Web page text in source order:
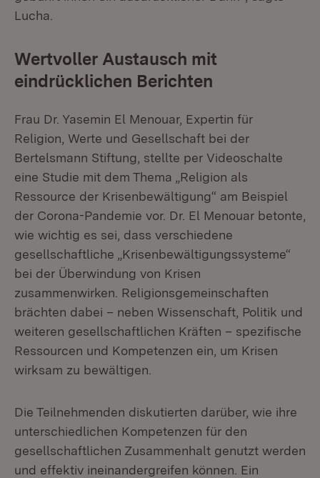
Lucha.
Wertvoller Austausch mit
eindrücklichen Berichten
Frau Dr. Yasemin El Menouar, Expertin für
Religion, Werte und Gesellschaft bei der
Bertelsmann Stiftung, stellte per Videoschalte
eine Studie mit dem Thema „Religion als
Ressource der Krisenbewältigung“ am Beispiel
der Corona-Pandemie vor. Dr. El Menouar betonte,
wie wichtig es sei, dass verschiedene
gesellschaftliche „Krisenbewältigungssysteme“
bei der Überwindung von Krisen
zusammenwirken. Religionsgemeinschaften
brächten dabei – neben Wissenschaft, Politik und
weiteren gesellschaftlichen Kräften – spezifische
Ressourcen und Kompetenzen ein, um Krisen
wirksam zu bewältigen.
Die Teilnehmenden diskutierten darüber, wie ihre
unterschiedlichen Kompetenzen für den
gesellschaftlichen Zusammenhalt genutzt werden
und effektiv ineinandergreifen können. Ein